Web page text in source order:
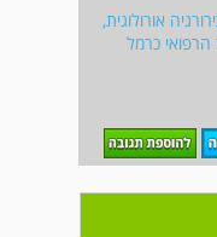
אורולוגית,
הרפואי כרמל